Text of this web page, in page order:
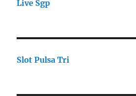
Live Sgp
Slot Pulsa Tri